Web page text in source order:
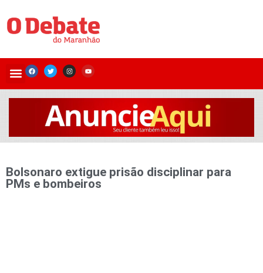
Bolsonaro extigue prisão disciplinar para
PMs e bombeiros